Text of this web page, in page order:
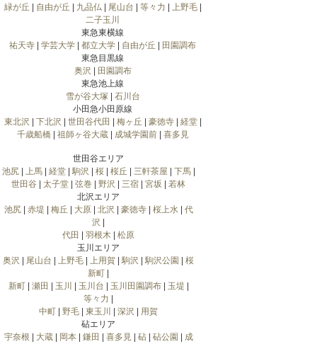
緑が丘
自由が丘 九品仏| 尾山台 等々力 上野毛|
二子玉川
東急東横線
祐天寺
学芸大学 都立大学 自由が丘
田園調布
東急目黒線
奥沢
田園調布
東急池上線
雪が谷大塚| 石川台
小田急小田原線
東北沢
下北沢 世田谷代田 梅ヶ丘 豪徳寺| 経堂|
千歳船橋| 祖師ヶ谷大蔵| 成城学園前| 喜多見
世田谷エリア
池尻| 上馬| 経堂| 駒沢 桜| 桜丘 三軒茶屋 下馬|
世田谷
太子堂 弦巻 野沢 三宿 宮坂
若林
北沢エリア
池尻| 赤堤 梅丘 大原| 北沢 豪徳寺| 桜上水| 代
沢
代田
羽根木
松原
玉川エリア
奥沢
尾山台 上野毛 上用賀 駒沢 駒沢公園
桜
新町
新町| 瀬田 玉川 玉川台 玉川田園調布| 玉堤
等々力
中町
野毛 東玉川 深沢
用賀
砧エリア
宇奈根
大蔵| 岡本| 鎌田 喜多見| 砧| 砧公園 成